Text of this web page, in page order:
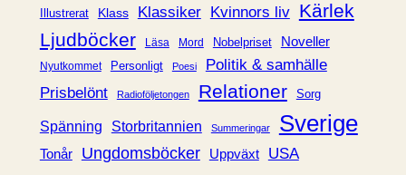
Illustrerat Klass Klassiker Kvinnors liv Kärlek
Ljudböcker
Läsa Mord Nobelpriset Noveller
Nyutkommet Personligt Poesi
Politik & samhälle
Prisbelönt
Radioföljetongen Relationer Sorg
Spänning Storbritannien Summeringar Sverige
Tonår Ungdomsböcker Uppväxt USA